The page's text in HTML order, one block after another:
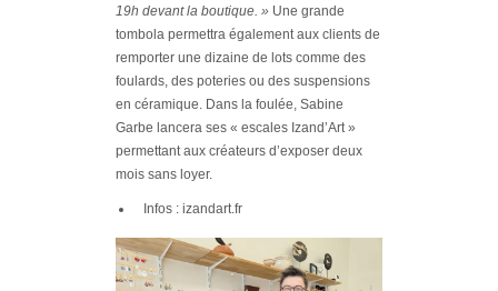
19h devant la boutique. » Une grande
tombola permettra également aux clients de
remporter une dizaine de lots comme des
foulards, des poteries ou des suspensions
en céramique. Dans la foulée, Sabine
Garbe lancera ses « escales Izand’Art »
permettant aux créateurs d’exposer deux
mois sans loyer.
Infos : izandart.fr